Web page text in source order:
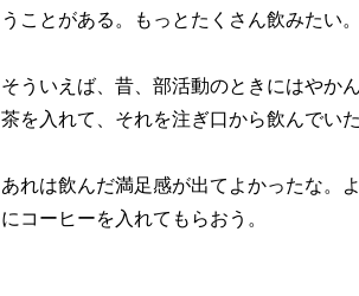
うことがある。もっとたくさん飲みたい。
そういえば、昔、部活動のときにはやか
茶を入れて、それを注ぎ口から飲んでいた
あれは飲んだ満足感が出てよかったな。
にコーヒーを入れてもらおう。